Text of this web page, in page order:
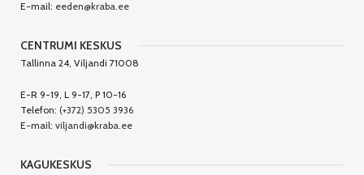
E-mail: eeden@kraba.ee
CENTRUMI KESKUS
Tallinna 24, Viljandi 71008
E-R 9-19, L 9-17, P 10-16
Telefon: (+372) 5305 3936
E-mail: viljandi@kraba.ee
KAGUKESKUS